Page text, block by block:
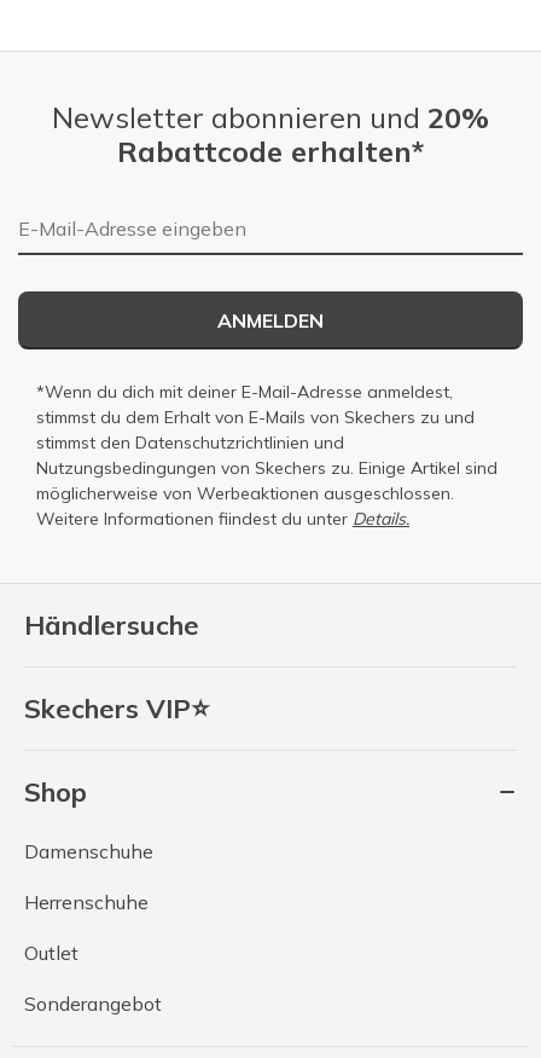
Händlersuche
Skechers VIP⭐
Shop
Damenschuhe
Herrenschuhe
Outlet
Sonderangebot
Newsletter abonnieren und 20%
Rabattcode erhalten*
E-Mail-Adresse
ANMELDEN
*Wenn du dich mit deiner E-Mail-Adresse anmeldest,
stimmst du dem Erhalt von E-Mails von Skechers zu und
stimmst den Datenschutzrichtlinien und
Nutzungsbedingungen von Skechers zu. Einige Artikel sind
möglicherweise von Werbeaktionen ausgeschlossen.
Weitere Informationen fiindest du unter Details.